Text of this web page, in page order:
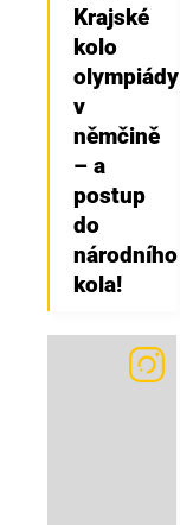
Krajské
kolo
olympiády
v
němčině
– a
postup
do
národního
kola!